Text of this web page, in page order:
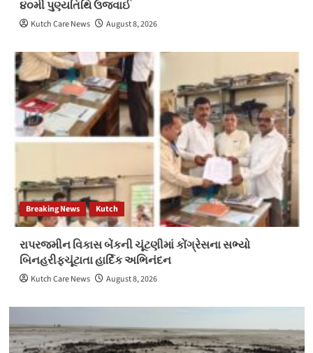
૪૦મી પુણ્યતિથિ ઉજવાઈ
Kutch Care News August 8, 2026
Breaking News Kutch
રાપરજમીન વિકાસ બેંકની ચૂંટણીમાં કોંગ્રેસના સભ્યો
બિનહરીફચૂંટાતા હાર્દિક અભિનંદન
Kutch Care News August 8, 2026